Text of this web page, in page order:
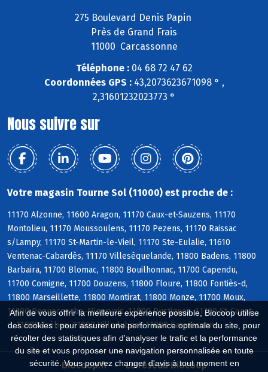
Afin de vous offrir la meilleure expérience possible, Biocoop utilise
des cookies : pour assurer une performance optimale du site, pour
récolter des statistiques afin d'analyser le trafic et la performance
du site et vous proposer une navigation personnalisée en toute
sécurité. Vous pouvez changer d'avis à tout moment en
275 Boulevard Denis Papin
Près de Grand Frais
11000 Carcassonne
Téléphone :04 68 72 47 62
Coordonnées GPS :43,2073623671098 ° ,
2,31601232023773 °
Nous suivre sur
Votre magasin Tourne Sol (11000) est proche de :
11170 Alzonne, 11600 Aragon, 11170 Caux-et-Sauzens, 11170
Montolieu, 11170 Moussoulens, 11170 Pezens, 11170 Raissac
s/Lampy, 11170 St-Martin-le-Vieil, 11170 Ste-Eulalie, 11610
Ventenac-Cabardès, 11170 Villesèquelande, 11800 Badens, 11800
Barbaira, 11700 Blomac, 11800 Bouilhonnac, 11700 Capendu,
11700 Comigne, 11700 Douzens, 11800 Floure, 11800 Fontiès-d,
11800 Marseillette, 11800 Montirat, 11800 Monze, 11700 Moux,
11700 Roquecourbe-Minervois, 11800 Rustiques, 11700 St-Couat-
d, 11800 Trèbes, 11800 Villedubert, 11000 Carcassonne
Biocoop.fr Le réseau Biocoop